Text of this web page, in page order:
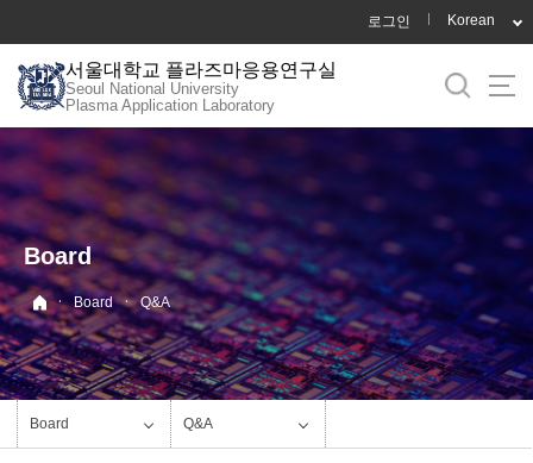
로
메
뉴
로그인 Korean
서울대학교 플라즈마응용연구실
Seoul National University
Plasma Application Laboratory
Board
· Board · Q&A
Board Q&A